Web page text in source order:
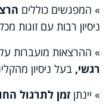
» המפגשים כוללים
ניסיון רבות עם זוגות
» ההרצאות מועברות על
רגשי, בעל ניסיון
» יינתן זמן לתרגול